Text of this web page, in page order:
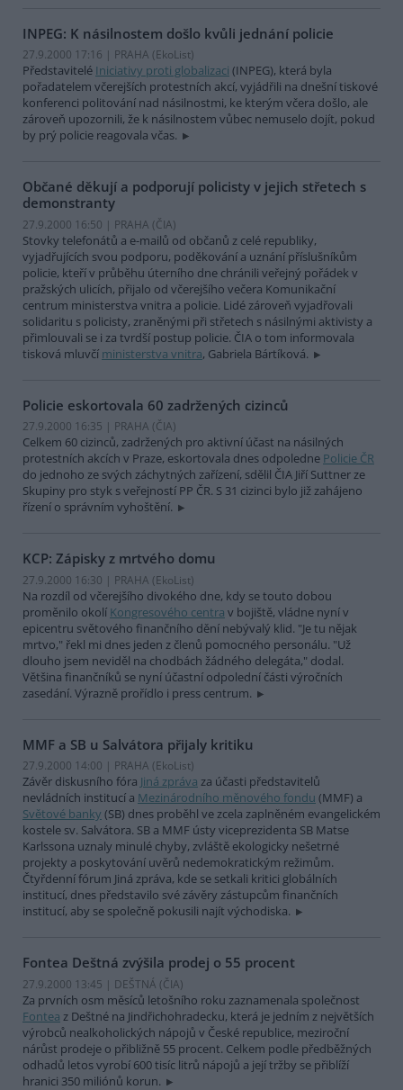
INPEG: K násilnostem došlo kvůli jednání policie
27.9.2000 17:16 | PRAHA (EkoList)
Představitelé Iniciativy proti globalizaci (INPEG), která byla
pořadatelem včerejších protestních akcí, vyjádřili na dnešní tiskové
konferenci politování nad násilnostmi, ke kterým včera došlo, ale
zároveň upozornili, že k násilnostem vůbec nemuselo dojít, pokud
by prý policie reagovala včas.
Občané děkují a podporují policisty v jejich střetech s
demonstranty
27.9.2000 16:50 | PRAHA (ČIA)
Stovky telefonátů a e-mailů od občanů z celé republiky,
vyjadřujících svou podporu, poděkování a uznání příslušníkům
policie, kteří v průběhu úterního dne chránili veřejný pořádek v
pražských ulicích, přijalo od včerejšího večera Komunikační
centrum ministerstva vnitra a policie. Lidé zároveň vyjadřovali
solidaritu s policisty, zraněnými při střetech s násilnými aktivisty a
přimlouvali se i za tvrdší postup policie. ČIA o tom informovala
tisková mluvčí ministerstva vnitra, Gabriela Bártíková.
Policie eskortovala 60 zadržených cizinců
27.9.2000 16:35 | PRAHA (ČIA)
Celkem 60 cizinců, zadržených pro aktivní účast na násilných
protestních akcích v Praze, eskortovala dnes odpoledne Policie ČR
do jednoho ze svých záchytných zařízení, sdělil ČIA Jiří Suttner ze
Skupiny pro styk s veřejností PP ČR. S 31 cizinci bylo již zahájeno
řízení o správním vyhoštění.
KCP: Zápisky z mrtvého domu
27.9.2000 16:30 | PRAHA (EkoList)
Na rozdíl od včerejšího divokého dne, kdy se touto dobou
proměnilo okolí Kongresového centra v bojiště, vládne nyní v
epicentru světového finančního dění nebývalý klid. "Je tu nějak
mrtvo," řekl mi dnes jeden z členů pomocného personálu. "Už
dlouho jsem neviděl na chodbách žádného delegáta," dodal.
Většina finančníků se nyní účastní odpolední části výročních
zasedání. Výrazně prořídlo i press centrum.
MMF a SB u Salvátora přijaly kritiku
27.9.2000 14:00 | PRAHA (EkoList)
Závěr diskusního fóra Jiná zpráva za účasti představitelů
nevládních institucí a Mezinárodního měnového fondu (MMF) a
Světové banky (SB) dnes proběhl ve zcela zaplněném evangelickém
kostele sv. Salvátora. SB a MMF ústy viceprezidenta SB Matse
Karlssona uznaly minulé chyby, zvláště ekologicky nešetrné
projekty a poskytování uvěrů nedemokratickým režimům.
Čtyřdenní fórum Jiná zpráva, kde se setkali kritici globálních
institucí, dnes představilo své závěry zástupcům finančních
institucí, aby se společně pokusili najít východiska.
Fontea Deštná zvýšila prodej o 55 procent
27.9.2000 13:45 | DEŠTNÁ (ČIA)
Za prvních osm měsíců letošního roku zaznamenala společnost
Fontea z Deštné na Jindřichohradecku, která je jedním z největších
výrobců nealkoholických nápojů v České republice, meziroční
nárůst prodeje o přibližně 55 procent. Celkem podle předběžných
odhadů letos vyrobí 600 tisíc litrů nápojů a její tržby se přiblíží
hranici 350 miliónů korun.